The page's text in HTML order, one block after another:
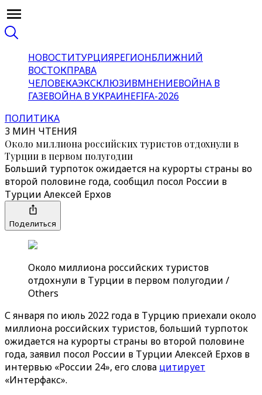
НОВОСТИТУРЦИЯРЕГИОНБЛИЖНИЙ
ВОСТОКПРАВА
ЧЕЛОВЕКАЭКСКЛЮЗИВМНЕНИЕВОЙНА В
ГАЗЕВОЙНА В УКРАИНЕFIFA-2026
ПОЛИТИКА
3 МИН ЧТЕНИЯ
Около миллиона российских туристов отдохнули в
Турции в первом полугодии
Больший турпоток ожидается на курорты страны во
второй половине года, сообщил посол России в
Турции Алексей Ерхов
Поделиться
Около миллиона российских туристов
отдохнули в Турции в первом полугодии /
Others
С января по июль 2022 года в Турцию приехали около
миллиона российских туристов, больший турпоток
ожидается на курорты страны во второй половине
года, заявил посол России в Турции Алексей Ерхов в
интервью «России 24», его слова цитирует
«Интерфакс».